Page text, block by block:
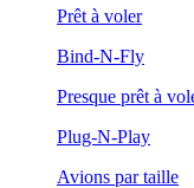
Prêt à voler
Bind-N-Fly
Presque prêt à
Plug-N-Play
Avions par taille